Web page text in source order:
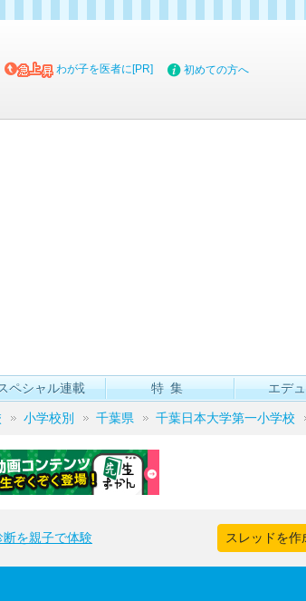
わが子を医者に[PR] 初めての方へ
ペシャル連載 特集 エデ
小学校別 千葉県 千葉日本大学第一小学校
を親子で体験 スレッドを作